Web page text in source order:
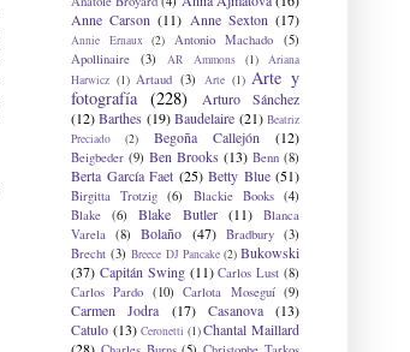
Anne Carson (11) Anne Sexton (17)
Annie Ernaux (2) Antonio Machado
(5)
Apollinaire
(3) AR Ammons (1)
Ariana
Harwicz (1) Artaud (3) Arte (1) Arte y
fotografía (228)
Arturo Sánchez
(12) Barthes (19) Baudelaire (21) Beatriz
Preciado
(2) Begoña Callejón (12)
Beigbeder (9) Ben Brooks (13) Benn (8)
Berta García Faet (25) Betty Blue (51)
Birgitta Trotzig (6) Blackie Books (4)
Blake
(6) Blake Butler (11)
Blanca
Varela
(8) Bolaño (47) Bradbury (3)
Brecht (3) Breece DJ Pancake (2) Bukowski
(37) Capitán Swing (11) Carlos Lust (8)
Carlos Pardo (10) Carlota Moseguí (9)
Carmen Jodra (17) Casanova
(13)
Catulo (13) Ceronetti (1) Chantal Maillard
(28)